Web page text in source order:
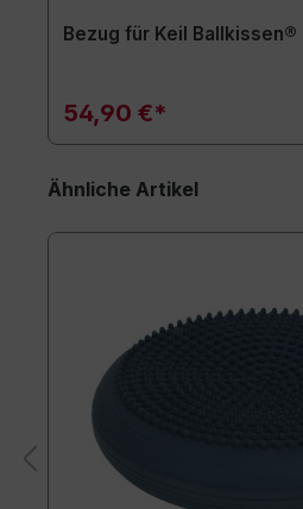
Bezug für Keil Ballkissen®
54,90 €*
Ähnliche Artikel